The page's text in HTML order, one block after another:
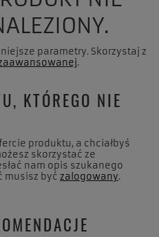
parametry. Skorzystaj z
.
KTÓREGO NIE
produktu, a chciałbyś
skorzystać ze
nam opis szukanego
musisz być zalogowany.